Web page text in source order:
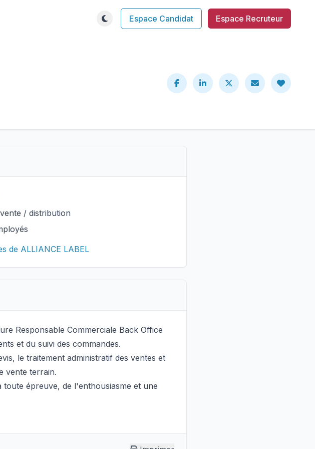
Espace Candidat Espace Recruteur
/ distribution
de ALLIANCE LABEL
Responsable Commerciale Back Office
et du suivi des commandes.
le traitement administratif des ventes et
vente terrain.
épreuve, de l'enthousiasme et une